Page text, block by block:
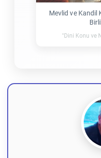
Mevlid ve Kandil
"Dini Konu ve